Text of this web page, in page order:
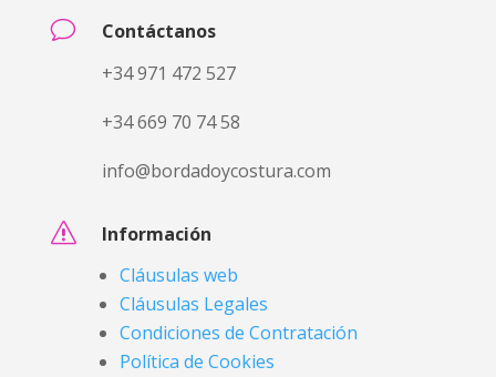
v
Contáctanos
+34 971 472 527
+34 669 70 74 58
info@bordadoycostura.com
s
Información
Cláusulas web
Cláusulas Legales
Condiciones de Contratación
Política de Cookies